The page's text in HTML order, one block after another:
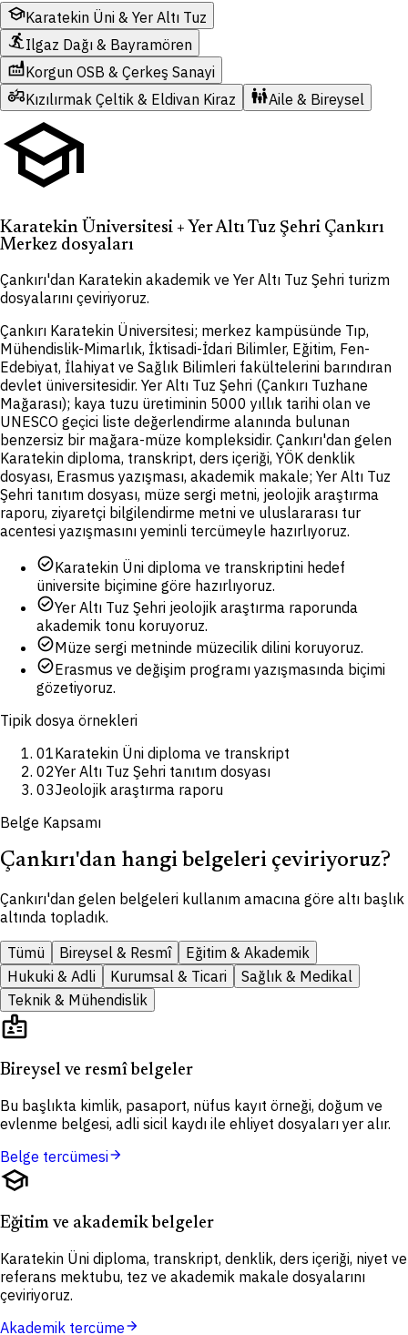
schoolKaratekin Üni & Yer Altı Tuz
snowboardingIlgaz Dağı & Bayramören
factoryKorgun OSB & Çerkeş Sanayi
agricultureKızılırmak Çeltik & Eldivan Kiraz family_restroomAile & Bireysel
school
Karatekin Üniversitesi + Yer Altı Tuz Şehri Çankırı
Merkez dosyaları
Çankırı'dan Karatekin akademik ve Yer Altı Tuz Şehri turizm
dosyalarını çeviriyoruz.
Çankırı Karatekin Üniversitesi; merkez kampüsünde Tıp,
Mühendislik-Mimarlık, İktisadi-İdari Bilimler, Eğitim, Fen-
Edebiyat, İlahiyat ve Sağlık Bilimleri fakültelerini barındıran
devlet üniversitesidir. Yer Altı Tuz Şehri (Çankırı Tuzhane
Mağarası); kaya tuzu üretiminin 5000 yıllık tarihi olan ve
UNESCO geçici liste değerlendirme alanında bulunan
benzersiz bir mağara-müze kompleksidir. Çankırı'dan gelen
Karatekin diploma, transkript, ders içeriği, YÖK denklik
dosyası, Erasmus yazışması, akademik makale; Yer Altı Tuz
Şehri tanıtım dosyası, müze sergi metni, jeolojik araştırma
raporu, ziyaretçi bilgilendirme metni ve uluslararası tur
acentesi yazışmasını yeminli tercümeyle hazırlıyoruz.
check_circleKaratekin Üni diploma ve transkriptini hedef
üniversite biçimine göre hazırlıyoruz.
check_circleYer Altı Tuz Şehri jeolojik araştırma raporunda
akademik tonu koruyoruz.
check_circleMüze sergi metninde müzecilik dilini koruyoruz.
check_circleErasmus ve değişim programı yazışmasında biçimi
gözetiyoruz.
Tipik dosya örnekleri
01Karatekin Üni diploma ve transkript
02Yer Altı Tuz Şehri tanıtım dosyası
03Jeolojik araştırma raporu
Belge Kapsamı
Çankırı'dan hangi belgeleri çeviriyoruz?
Çankırı'dan gelen belgeleri kullanım amacına göre altı başlık
altında topladık.
Tümü
Bireysel & Resmî
Eğitim & Akademik
Hukuki & Adli
Kurumsal & Ticari
Sağlık & Medikal
Teknik & Mühendislik
badge
Bireysel ve resmî belgeler
Bu başlıkta kimlik, pasaport, nüfus kayıt örneği, doğum ve
evlenme belgesi, adli sicil kaydı ile ehliyet dosyaları yer alır.
Belge tercümesiarrow_forward
school
Eğitim ve akademik belgeler
Karatekin Üni diploma, transkript, denklik, ders içeriği, niyet ve
referans mektubu, tez ve akademik makale dosyalarını
çeviriyoruz.
Akademik tercümearrow_forward